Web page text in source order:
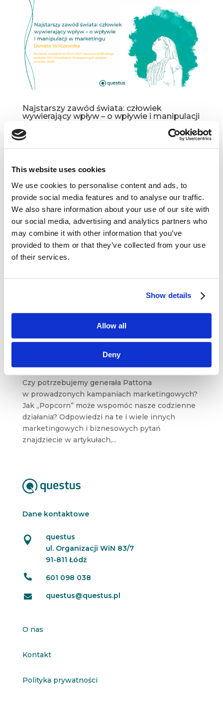
This website uses cookies
We use cookies to personalise content and ads, to
provide social media features and to analyse our traffic.
We also share information about your use of our site with
our social media, advertising and analytics partners who
may combine it with other information that you’ve
provided to them or that they’ve collected from your use
of their services.
Show details
Allow all
Deny
Najstarszy zawód świata: człowiek
wywierający wpływ – o wpływie i manipulacji
w marketingu
Rekomendowane
na manipulację, jak i mamy tendencję
tak twierdzi prof. Dariusz Doliński w jednym
z odcinków questus marketing podcast.
Przywołuje...
Popcorn flow, torowanie i Social Media
marketingowej #4]
Blogosfera
Czy potrzebujemy generała Pattona
w prowadzonych kampaniach marketingowych?
Jak „Popcorn” może wspomóc nasze codzienne
działania? Odpowiedzi na te i wiele innych
marketingowych i biznesowych pytań
znajdziecie w artykułach,...
Dane kontaktowe

questus
ul. Organizacji WiN 83/7
91-811 Łódź
 601 098 038
 questus@questus.pl
O nas
Kontakt
Polityka prywatności